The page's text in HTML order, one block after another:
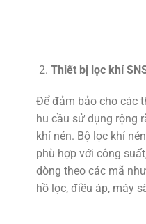
Thiết bị lọc khí
Để đảm bảo cho các
hu cầu sử dụng rộng
khí nén. Bộ lọc khí
phù hợp với công
dòng theo các mã như
hồ lọc, điều áp, máy